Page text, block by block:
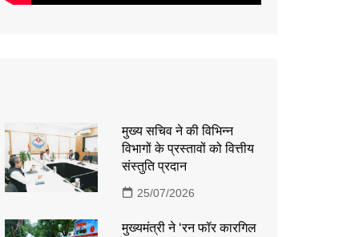
मुख्य सचिव ने की विभिन्न
विभागों के प्रस्तावों को वित्तीय
संस्तुति प्रदान
25/07/2026
मुख्यमंत्री ने ‘रन फॉर कारगिल